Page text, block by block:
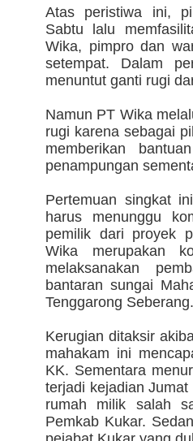
Atas peristiwa ini,
Sabtu lalu
Wika, pimpro dan
setempat. Dalam
menuntut ganti rugi
Namun PT Wika
rugi karena sebagai
memberikan
penampungan
Pertemuan singkat
harus menunggu
pemilik dari proyek
Wika merupakan
melaksanakan
bantaran sungai
Tenggarong Seberang.
Kerugian ditaksir
mahakam ini
KK. Sementara
terjadi kejadian
rumah milik salah
Pemkab Kukar.